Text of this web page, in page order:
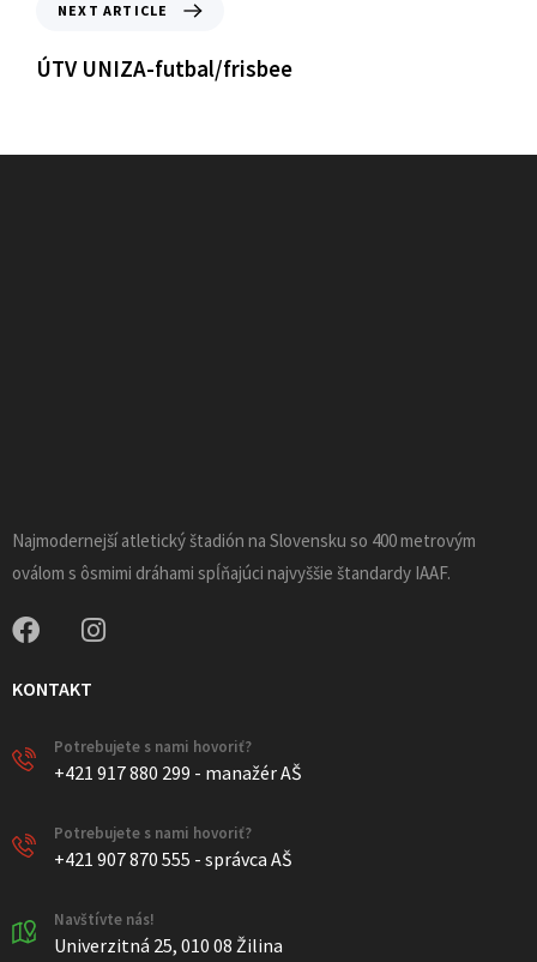
NEXT ARTICLE
ÚTV UNIZA-futbal/frisbee
Najmodernejší atletický štadión na Slovensku so 400 metrovým
oválom s ôsmimi dráhami spĺňajúci najvyššie štandardy IAAF.
KONTAKT
Potrebujete s nami hovoriť?
+421 917 880 299 - manažér AŠ
Potrebujete s nami hovoriť?
+421 907 870 555 - správca AŠ
Navštívte nás!
Univerzitná 25, 010 08 Žilina